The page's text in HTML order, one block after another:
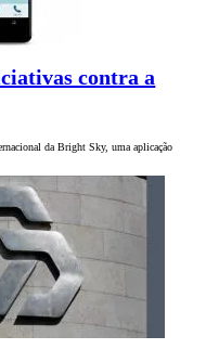
contra a
da Bright Sky, uma aplicação